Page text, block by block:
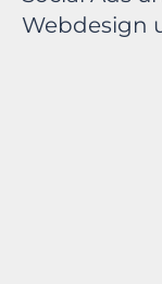
Webdesign